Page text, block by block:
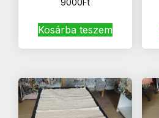
9000Ft
Kosárba teszem